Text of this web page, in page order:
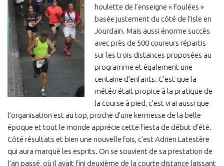
houlette de l’enseigne « Foulées »
basée justement du côté de l’Isle en
Jourdain. Mais aussi énorme succès
avec près de 500 coureurs répartis
sur les trois distances proposées au
programme et également une
centaine d’enfants. C’est que la
météo était propice à la pratique de
la course à pied, c’est vrai aussi que
l’organisation est au top, proche d’une kermesse de la belle
époque et tout le monde apprécie cette fiesta de début d’été.
Côté résultats et bien une nouvelle fois, c’est Adrien Latestère
qui aura marqué les esprits. On se souvient de sa prestation de
l’an passé, où il avait fini deuxième de la courte distance laissant